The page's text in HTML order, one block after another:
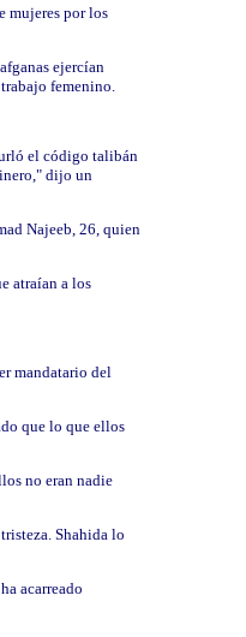
mujeres por los
ejercían
femenino.
el código talibán
dijo un
Najeeb, 26, quien
atraían a los
mandatario del
que lo que ellos
no eran nadie
Shahida lo
acarreado